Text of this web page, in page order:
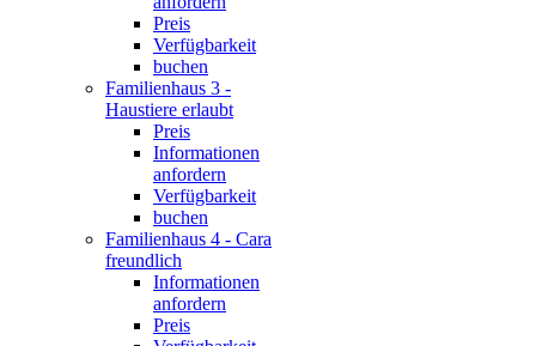
Preis
Verfügbarkeit
buchen
Familienhaus 3 -
Haustiere erlaubt
Preis
Informationen
anfordern
Verfügbarkeit
buchen
Familienhaus 4 - Cara
freundlich
Informationen
anfordern
Preis